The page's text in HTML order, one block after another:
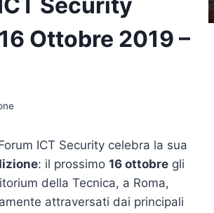
Ottobre 2019 –
ICT Security celebra la sua
: il prossimo 16 ottobre gli
della Tecnica, a Roma,
attraversati dai principali